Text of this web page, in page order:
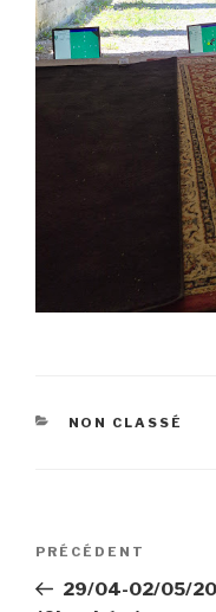
CATÉGORIES
NON CLASSÉ
Navigation
l’article
Article
précédent
PRÉCÉDENT
29/04-02/05/